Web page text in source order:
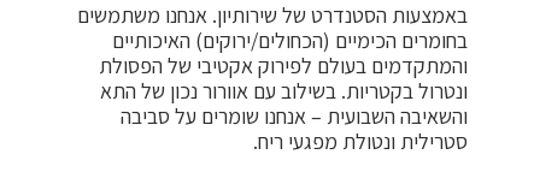
באמצעות הסטנדרט של שירותיון. אנחנו משתמשים
בחומרים הכימיים (הכחולים/ירוקים) האיכותיים
והמתקדמים בעולם לפירוק אקטיבי של הפסולת
ונטרול בקטריות. בשילוב עם אוורור נכון של התא
והשאיבה השבועית – אנחנו שומרים על סביבה
סטרילית ונטולת מפגעי ריח.